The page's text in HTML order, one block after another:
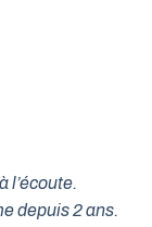
l’écoute.
depuis 2 ans.